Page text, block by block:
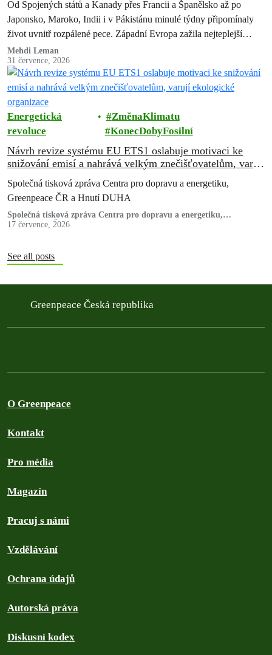
Od Spojených států a Kanady přes Francii a Španělsko až po
Japonsko, Maroko, Indii i v Pákistánu minulé týdny připomínaly
život uvnitř rozpálené pece. Západní Evropa zažila nejteplejší
červen od…
Mehdi Leman
31 července, 2026
Energetická
revoluce
ZměnaKlimatu
KonecDobyFosilní
Návrh revize systému EU ETS1 oslabuje motivaci ke
snižování emisí a nahrává velkým znečišťovatelům, varují
ekologické organizace
Společná tisková zpráva Centra pro dopravu a energetiku,
Greenpeace ČR a Hnutí DUHA
Společná tisková zpráva Centra pro dopravu a energetiku,
Greenpeace ČR a Hnutí DUHA
17 července, 2026
See all posts
Greenpeace Česká republika
O Greenpeace
Kontakt
Pro média
Magazín
Pracuj s námi
Vzdělávání
Ochrana údajů
Autorská práva
Diskusní kodex